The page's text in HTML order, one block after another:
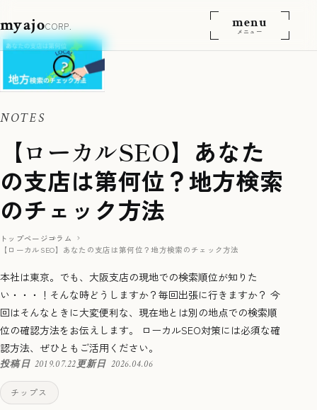
myajoCORP. menu
メニュー
NOTES
【ローカルSEO】あなた
の支店は第何位？地方検索
のチェック方法
トップページコラム
【ローカルSEO】あなたの支店は第何位？地方検索のチェック方法
本社は東京。でも、大阪支店の現地での検索順位が知りた
い・・・！そんな時どうしますか？毎回出張に行きますか？ 今
回はそんなときに大変便利な、現在地とは別の地点での検索順
位の確認方法をお伝えします。 ローカルSEO対策には必須な確
認方法、ぜひともご活用ください。
投稿日 2019.07.22更新日 2026.04.06
チップス